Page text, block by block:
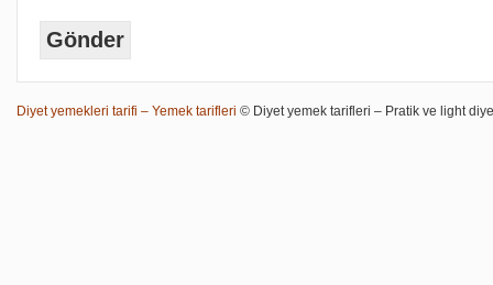
Diyet yemekleri tarifi – Yemek tarifleri © Diyet yemek tarifleri – Pratik ve light